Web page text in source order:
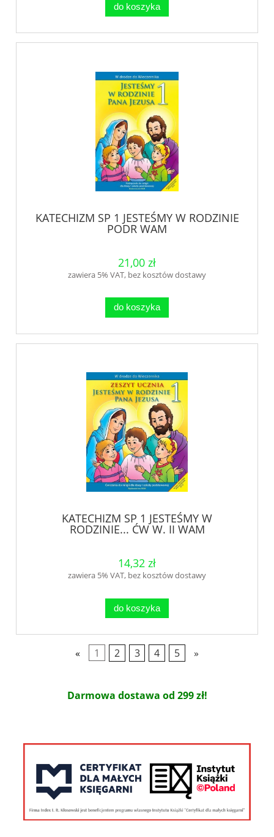
do koszyka
KATECHIZM SP 1 JESTEŚMY W RODZINIE
PODR WAM
21,00 zł
zawiera 5% VAT, bez kosztów dostawy
do koszyka
KATECHIZM SP 1 JESTEŚMY W
RODZINIE... ĆW W. II WAM
14,32 zł
zawiera 5% VAT, bez kosztów dostawy
do koszyka
« 1 2 3 4 5 »
Darmowa dostawa od 299 zł!